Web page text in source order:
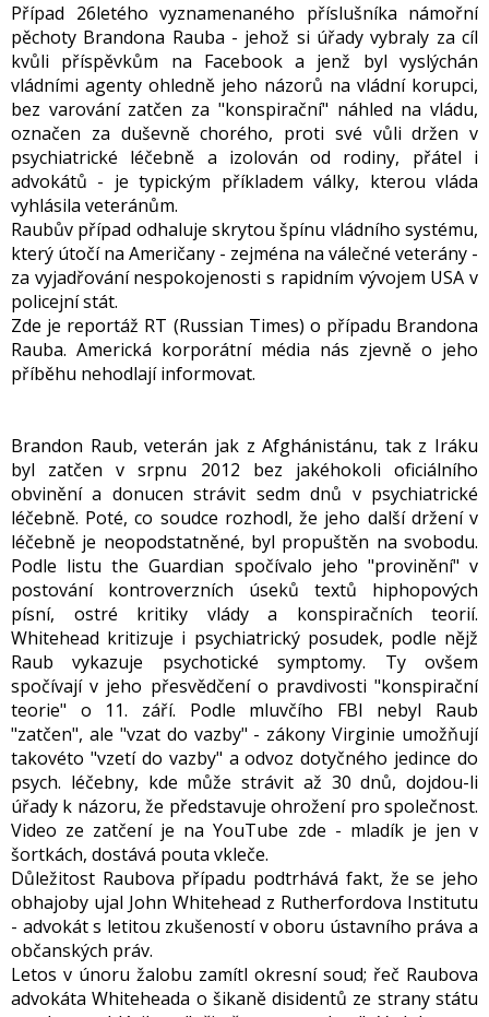
Případ 26letého vyznamenaného příslušníka námořní
pěchoty Brandona Rauba - jehož si úřady vybraly za cíl
kvůli příspěvkům na Facebook a jenž byl vyslýchán
vládními agenty ohledně jeho názorů na vládní korupci,
bez varování zatčen za "konspirační" náhled na vládu,
označen za duševně chorého, proti své vůli držen v
psychiatrické léčebně a izolován od rodiny, přátel i
advokátů - je typickým příkladem války, kterou vláda
vyhlásila veteránům.
Raubův případ odhaluje skrytou špínu vládního systému,
který útočí na Američany - zejména na válečné veterány -
za vyjadřování nespokojenosti s rapidním vývojem USA v
policejní stát.
Zde je reportáž RT (Russian Times) o případu Brandona
Rauba. Americká korporátní média nás zjevně o jeho
příběhu nehodlají informovat.
Brandon Raub, veterán jak z Afghánistánu, tak z Iráku
byl zatčen v srpnu 2012 bez jakéhokoli oficiálního
obvinění a donucen strávit sedm dnů v psychiatrické
léčebně. Poté, co soudce rozhodl, že jeho další držení v
léčebně je neopodstatněné, byl propuštěn na svobodu.
Podle listu the Guardian spočívalo jeho "provinění" v
postování kontroverzních úseků textů hiphopových
písní, ostré kritiky vlády a konspiračních teorií.
Whitehead kritizuje i psychiatrický posudek, podle nějž
Raub vykazuje psychotické symptomy. Ty ovšem
spočívají v jeho přesvědčení o pravdivosti "konspirační
teorie" o 11. září. Podle mluvčího FBI nebyl Raub
"zatčen", ale "vzat do vazby" - zákony Virginie umožňují
takovéto "vzetí do vazby" a odvoz dotyčného jedince do
psych. léčebny, kde může strávit až 30 dnů, dojdou-li
úřady k názoru, že představuje ohrožení pro společnost.
Video ze zatčení je na YouTube zde - mladík je jen v
šortkách, dostává pouta vkleče.
Důležitost Raubova případu podtrhává fakt, že se jeho
obhajoby ujal John Whitehead z Rutherfordova Institutu
- advokát s letitou zkušeností v oboru ústavního práva a
občanských práv.
Letos v únoru žalobu zamítl okresní soud; řeč Raubova
advokáta Whiteheada o šikaně disidentů ze strany státu